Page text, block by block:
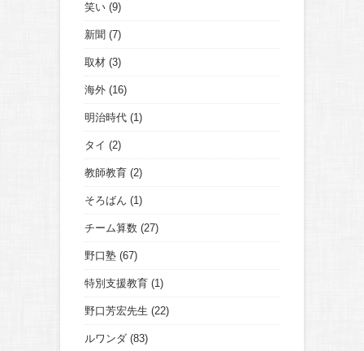
笑い (9)
新聞 (7)
取材 (3)
海外 (16)
明治時代 (1)
タイ (2)
教師教育 (2)
そろばん (1)
チーム算数 (27)
野口塾 (67)
特別支援教育 (1)
野口芳宏先生 (22)
ルワンダ (83)